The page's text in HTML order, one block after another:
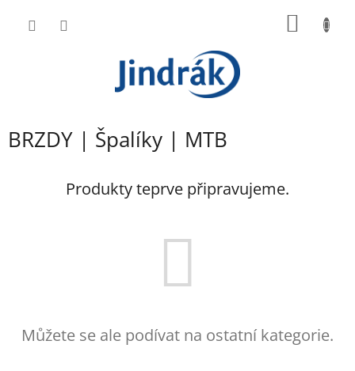
BRZDY | Špalíky | MTB
Produkty teprve připravujeme.
Můžete se ale podívat na ostatní kategorie.